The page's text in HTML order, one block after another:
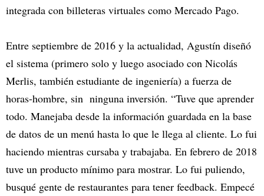
integrada con billeteras virtuales como Mercado Pago.
Entre septiembre de 2016 y la actualidad, Agustín diseñó
el sistema (primero solo y luego asociado con Nicolás
Merlis, también estudiante de ingeniería) a fuerza de
horas-hombre, sin ninguna inversión. “Tuve que aprender
todo. Manejaba desde la información guardada en la base
de datos de un menú hasta lo que le llega al cliente. Lo fui
haciendo mientras cursaba y trabajaba. En febrero de 2018
tuve un producto mínimo para mostrar. Lo fui puliendo,
busqué gente de restaurantes para tener feedback. Empecé